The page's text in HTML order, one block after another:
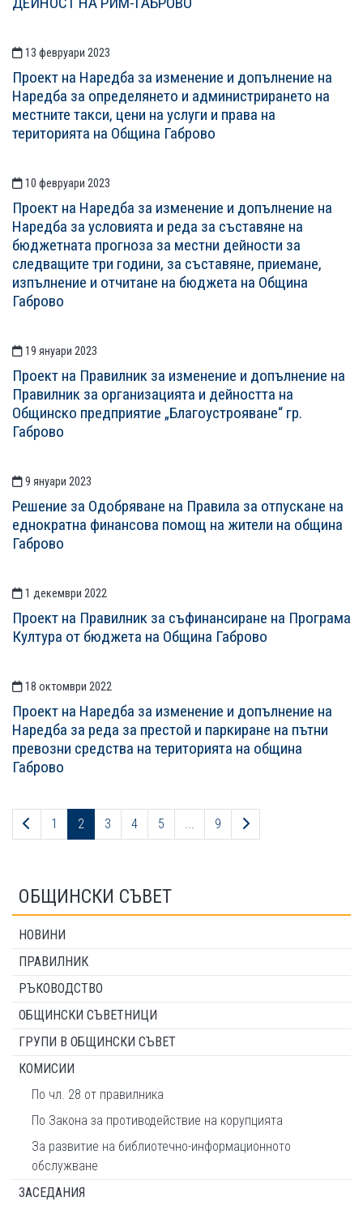
13 февруари 2023
Проект на Наредба за изменение и допълнение на
Наредба за определянето и администрирането на
местните такси, цени на услуги и права на
територията на Община Габрово
10 февруари 2023
Проект на Наредба за изменение и допълнение на
Наредба за условията и реда за съставяне на
бюджетната прогноза за местни дейности за
следващите три години, за съставяне, приемане,
изпълнение и отчитане на бюджета на Община
Габрово
19 януари 2023
Проект на Правилник за изменение и допълнение на
Правилник за организацията и дейността на
Общинско предприятие „Благоустрояване“ гр.
Габрово
9 януари 2023
Решение за Одобряване на Правила за отпускане на
еднократна финансова помощ на жители на община
Габрово
1 декември 2022
Проект на Правилник за съфинансиране на Програма
Култура от бюджета на Община Габрово
18 октомври 2022
Проект на Наредба за изменение и допълнение на
Наредба за реда за престой и паркиране на пътни
превозни средства на територията на община
Габрово
Предходна страница
1 2 3 4 5 ... 9 Следваща страница
ОБЩИНСКИ СЪВЕТ
НОВИНИ
ПРАВИЛНИК
РЪКОВОДСТВО
ОБЩИНСКИ СЪВЕТНИЦИ
ГРУПИ В ОБЩИНСКИ СЪВЕТ
КОМИСИИ
По чл. 28 от правилника
По Закона за противодействие на корупцията
За развитие на библиотечно-информационното
обслужване
ЗАСЕДАНИЯ